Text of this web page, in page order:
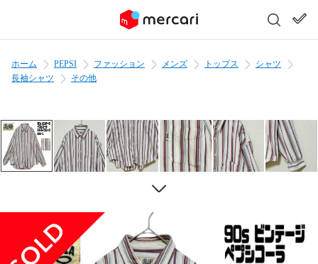
ホーム PEPSI ファッション メンズ トップス
シャツ
長袖シャツ
その他